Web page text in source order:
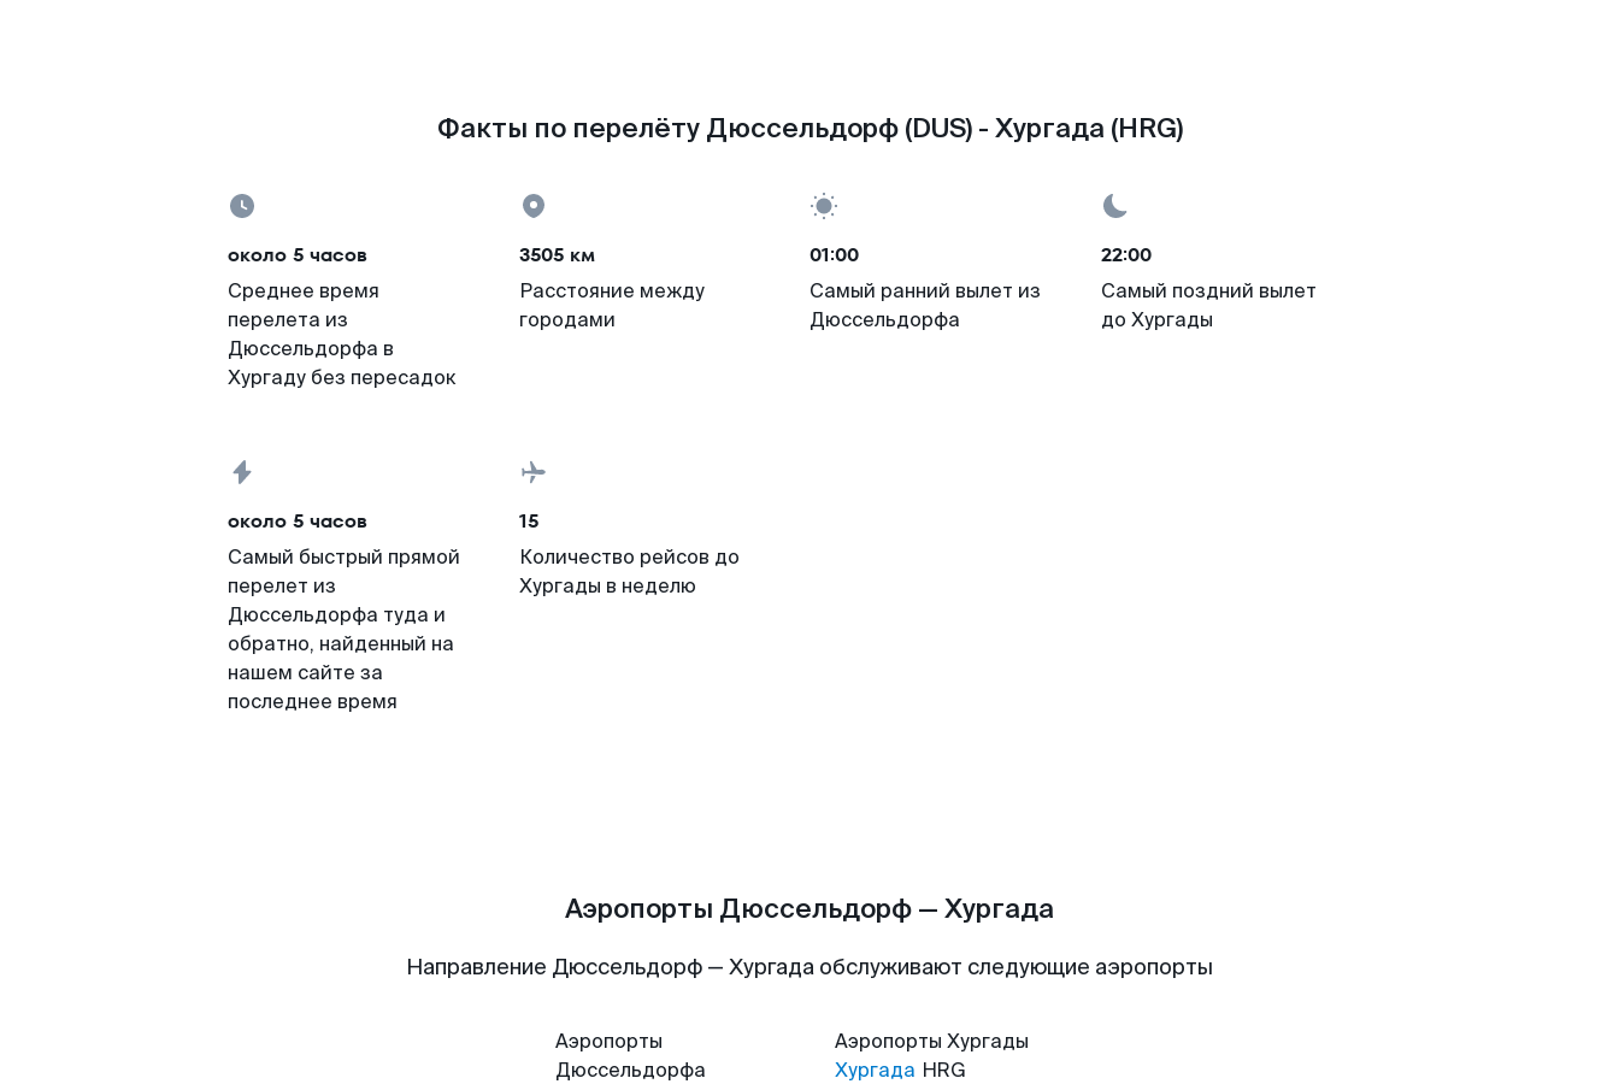
Факты по перелёту Дюссельдорф (DUS) - Хургада (HRG)
около 5 часов
Среднее время
перелета из
Дюссельдорфа в
Хургаду без пересадок
3505 км
Расстояние между
городами
01:00
Самый ранний вылет из
Дюссельдорфа
22:00
Самый поздний вылет
до Хургады
около 5 часов
Самый быстрый прямой
перелет из
Дюссельдорфа туда и
обратно, найденный на
нашем сайте за
последнее время
15
Количество рейсов до
Хургады в неделю
Аэропорты Дюссельдорф — Хургада
Направление Дюссельдорф — Хургада обслуживают следующие аэропорты
Аэропорты
Дюссельдорфа
Аэропорты Хургады
Хургада HRG